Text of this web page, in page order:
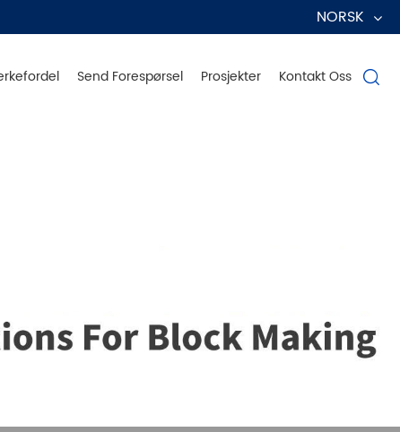
NORSK‎
Send Forespørsel Prosjekter Kontakt Oss 